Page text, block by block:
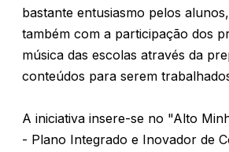
bastante entusiasmo pelos
também com a participação dos
música das escolas através da
conteúdos para serem
A iniciativa insere-se no "Alto
- Plano Integrado e Inovador de